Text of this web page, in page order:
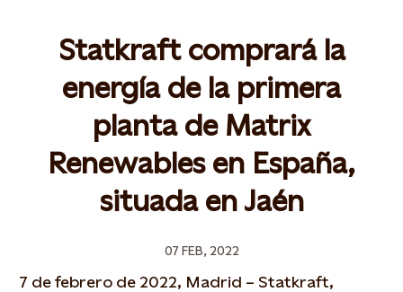
Statkraft comprará la
energía de la primera
planta de Matrix
Renewables en España,
situada en Jaén
07 FEB, 2022
7 de febrero de 2022, Madrid – Statkraft,